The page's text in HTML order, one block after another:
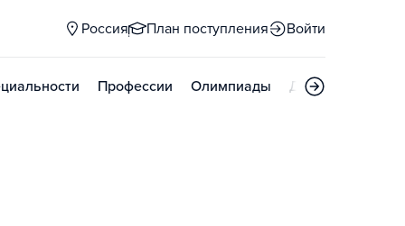
Россия План поступления Войти
Профессии Олимпиады Дни открытых